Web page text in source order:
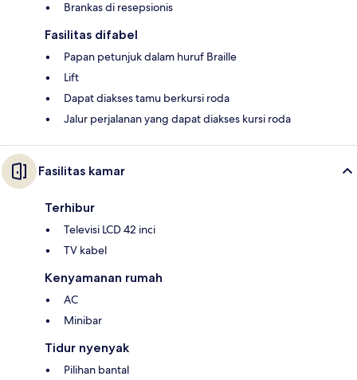
Brankas di resepsionis
Fasilitas difabel
Papan petunjuk dalam huruf Braille
Lift
Dapat diakses tamu berkursi roda
Jalur perjalanan yang dapat diakses kursi roda
Fasilitas kamar
Terhibur
Televisi LCD 42 inci
TV kabel
Kenyamanan rumah
AC
Minibar
Tidur nyenyak
Pilihan bantal